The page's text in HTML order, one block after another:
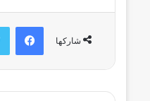
شاركها